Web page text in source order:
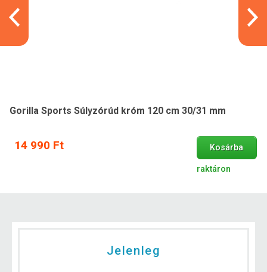
Gorilla Sports Súlyzórúd króm 120 cm 30/31 mm
14 990 Ft Kosárba
raktáron
Jelenleg